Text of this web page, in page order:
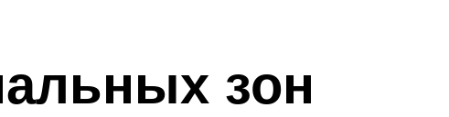
зон